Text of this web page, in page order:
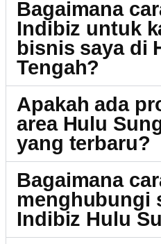
Bagaimana
Indibiz untuk
bisnis saya di
Tengah?
Apakah ada
area Hulu
yang terbaru?
Bagaimana
menghubungi
Indibiz Hulu